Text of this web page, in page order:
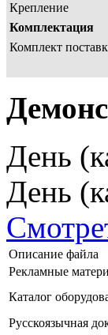
Крепление
Комплектация
Комплект
День
День
Описание файла
Рекламные
Каталог
Русскоязычная